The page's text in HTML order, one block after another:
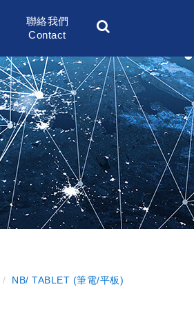
聯絡我們
Contact
NB/ TABLET (筆電/平板)